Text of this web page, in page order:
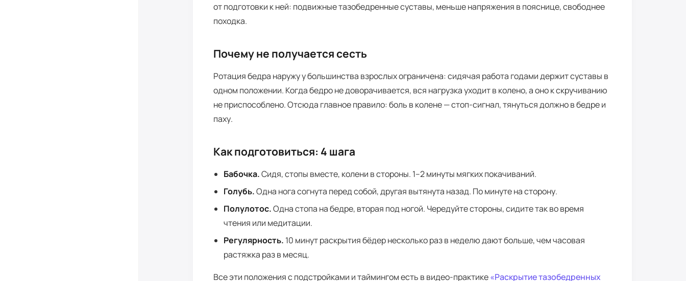
от подготовки к ней: подвижные тазобедренные суставы, меньше напряжения в пояснице, свободнее
походка.
Почему не получается сесть
Ротация бедра наружу у большинства взрослых ограничена: сидячая работа годами держит суставы в
одном положении. Когда бедро не доворачивается, вся нагрузка уходит в колено, а оно к скручиванию
не приспособлено. Отсюда главное правило: боль в колене — стоп-сигнал, тянуться должно в бедре и
паху.
Как подготовиться: 4 шага
Бабочка.Сидя, стопы вместе, колени в стороны. 1–2 минуты мягких покачиваний.
Голубь.Одна нога согнута перед собой, другая вытянута назад. По минуте на сторону.
Полулотос.Одна стопа на бедре, вторая под ногой. Чередуйте стороны, сидите так во время
чтения или медитации.
Регулярность. 10 минут раскрытия бёдер несколько раз в неделю дают больше, чем часовая
растяжка раз в месяц.
Все эти положения с подстройками и таймингом есть в видео-практике«Раскрытие тазобедренных